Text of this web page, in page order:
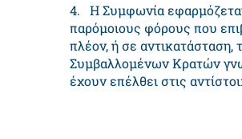
4. Η Συμφωνία
παρόμοιους φόρους που
πλέον, ή σε
Συμβαλλομένων Κρατών
έχουν επέλθει στις